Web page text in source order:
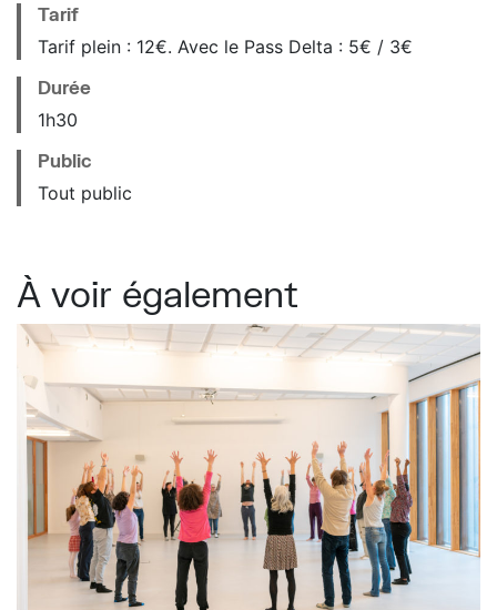
Tarif
Tarif plein : 12€. Avec le Pass Delta : 5€ / 3€
Durée
1h30
Public
Tout public
À voir également